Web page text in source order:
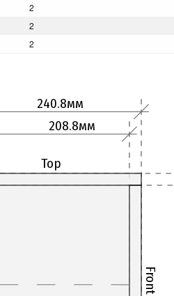
2
2
2
240.8мм
208.8мм
Top
Front